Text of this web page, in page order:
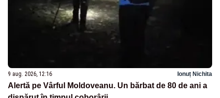
9 aug. 2026, 12:16 Ionuț Nichita
Alertă pe Vârful Moldoveanu. Un bărbat de 80 de ani a